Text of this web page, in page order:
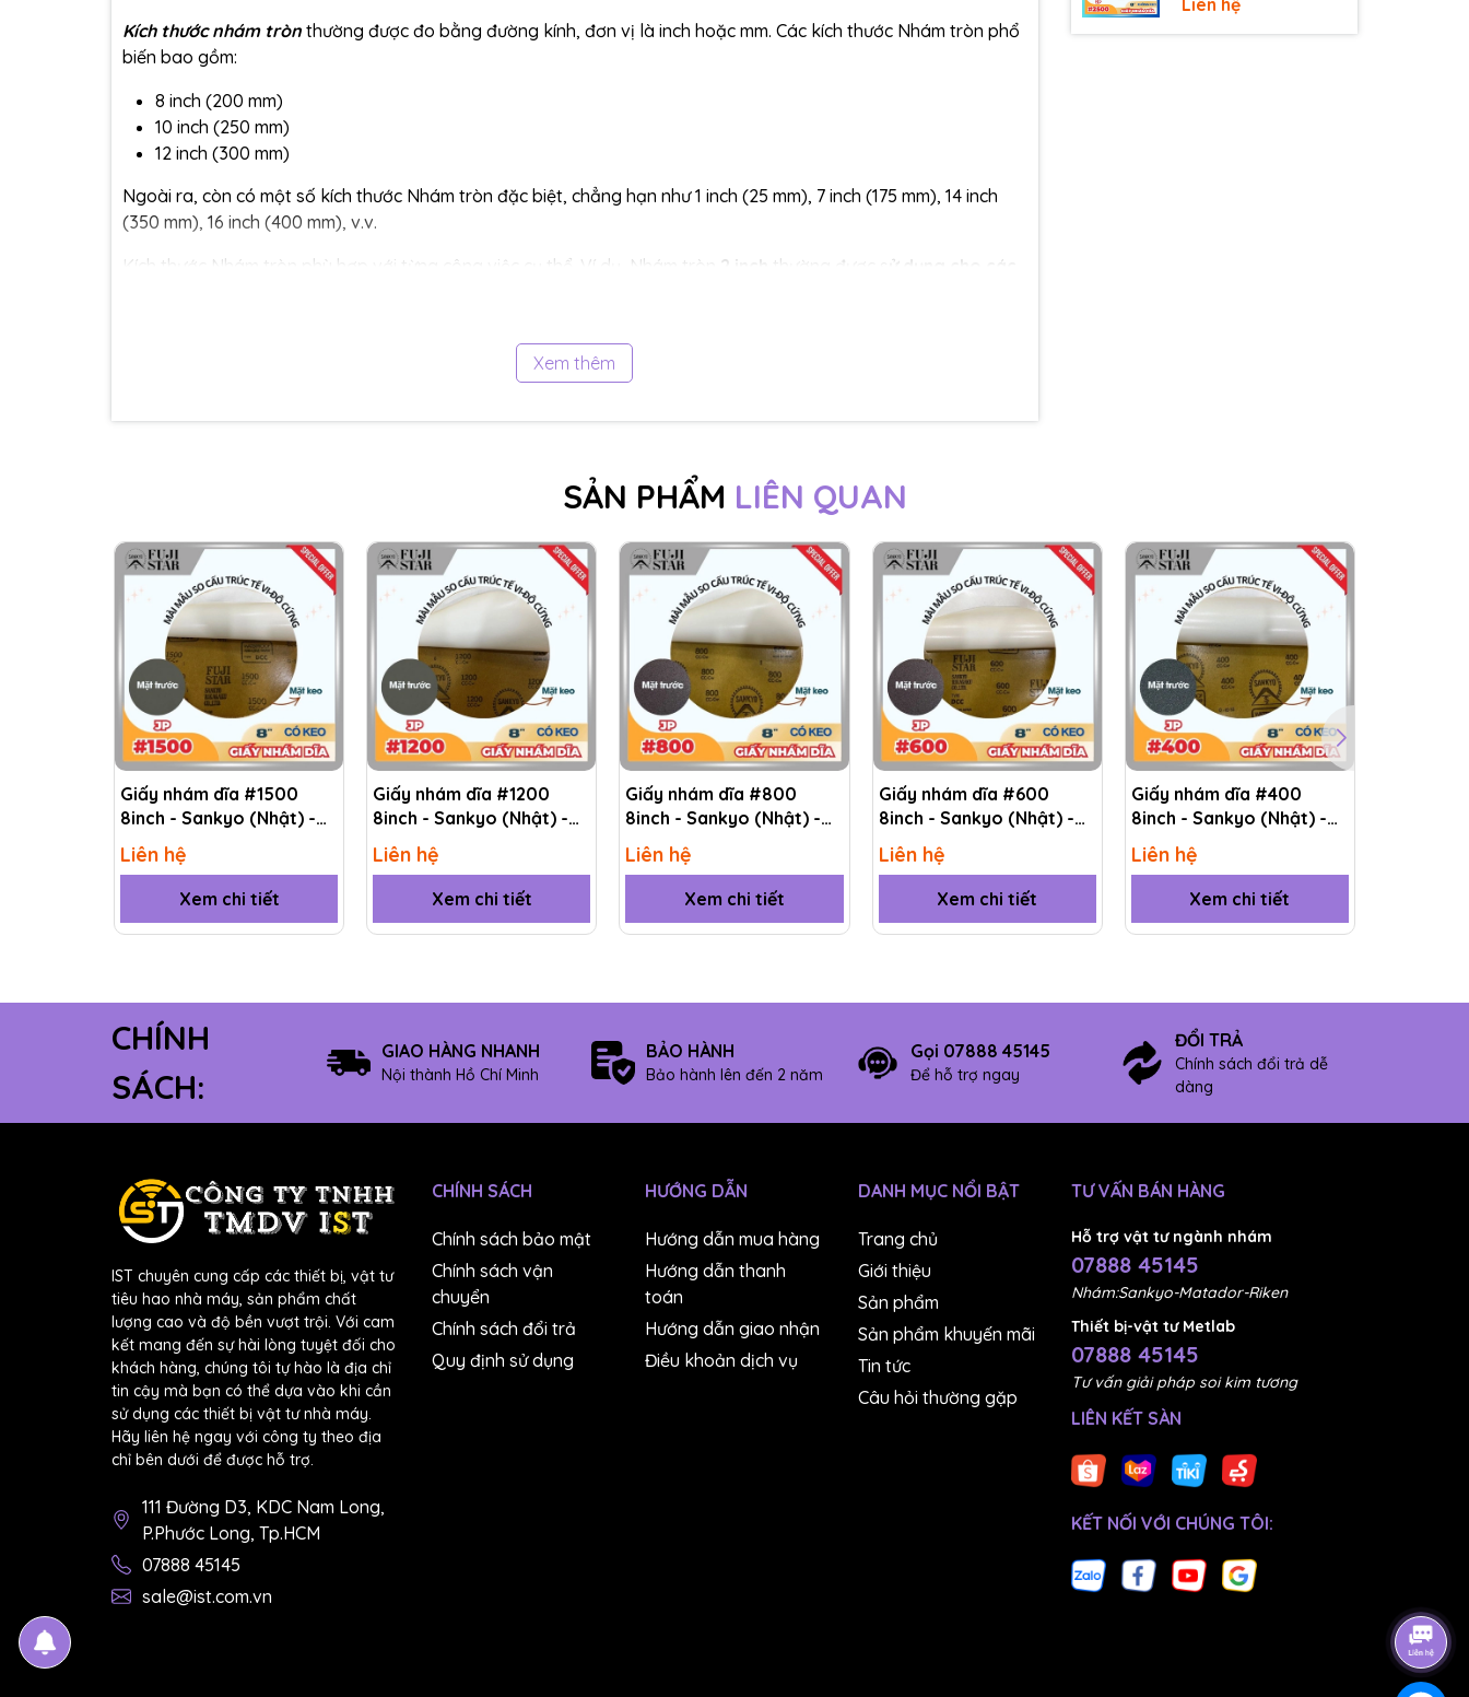
Kích thước nhám tròn thường được đo bằng đường kính, đơn vị là inch hoặc mm. Các kích thước Nhám tròn phổ
biến bao gồm:
8 inch (200 mm)
10 inch (250 mm)
12 inch (300 mm)
Ngoài ra, còn có một số kích thước Nhám tròn đặc biệt, chẳng hạn như 1 inch (25 mm), 7 inch (175 mm), 14 inch
(350 mm), 16 inch (400 mm), v.v.
Kích thước Nhám tròn phù hợp với từng công việc cụ thể. Ví dụ, Nhám tròn 2 inch thường được s
ử dụng cho các
Thị trường ghi nhận hiện nay, giấy nhám đĩa là một trong những loại giấy nhám được ứng dụng phổ biến nhất
- Ngành chế biến gỗ, gỗ thủ công mỹ nghệ – nội thất:để chà phá cho các bề mặt, hoặc đánh bóng để tạo độ
nhẵn mịn cho bề mặt sản phẩm, từ đó tạo điều kiện cho lớp sơn lót hoặc sơn hoàn thiện bám chắc hơn vào bề
mặt, đồng thời bóng hơn, đẹp hơn, nâng cao giá trị thẩm mỹ lẫn độ bền.
- Ngành soi cấu trúc tế vi: dùng trong máy mài mẫu tự động
- Ngành gia công cơ khí, chế tạo, sản xuất ô tô:
Xem thêm
Không keo
SẢN PHẨM LIÊN QUAN
Giấy nhám dĩa #1500
8inch - Sankyo (Nhật) -
Có keo (PSA)
Liên hệ
Xem chi tiết
Giấy nhám dĩa #1200
8inch - Sankyo (Nhật) -
Có keo (PSA)
Liên hệ
Xem chi tiết
Giấy nhám dĩa #800
8inch - Sankyo (Nhật) -
Có keo (PSA)
Liên hệ
Xem chi tiết
Giấy nhám dĩa #600
8inch - Sankyo (Nhật) -
Có keo (PSA)
Liên hệ
Xem chi tiết
Giấy nhám dĩa #400
8inch - Sankyo (Nhật) -
Có keo (PSA)
Liên hệ
Xem chi tiết
CHÍNH
SÁCH:
GIAO HÀNG NHANH
Nội thành Hồ Chí Minh
BẢO HÀNH
Bảo hành lên đến 2 năm
Gọi 07888 45145
Để hỗ trợ ngay
ĐỔI TRẢ
Chính sách đổi trả dễ
dàng
IST chuyên cung cấp các thiết bị, vật tư
tiêu hao nhà máy, sản phẩm chất
lượng cao và độ bền vượt trội. Với cam
kết mang đến sự hài lòng tuyệt đối cho
khách hàng, chúng tôi tự hào là địa chỉ
tin cậy mà bạn có thể dựa vào khi cần
sử dụng các thiết bị vật tư nhà máy.
Hãy liên hệ ngay với công ty theo địa
chỉ bên dưới để được hỗ trợ.
111 Đường D3, KDC Nam Long,
P.Phước Long, Tp.HCM
07888 45145
sale@ist.com.vn
CHÍNH SÁCH
Chính sách bảo mật
Chính sách vận
chuyển
Chính sách đổi trả
Quy định sử dụng
HƯỚNG DẪN
Hướng dẫn mua hàng
Hướng dẫn thanh
toán
Hướng dẫn giao nhận
Điều khoản dịch vụ
DANH MỤC NỔI BẬT
Trang chủ
Giới thiệu
Sản phẩm
Sản phẩm khuyến mãi
Tin tức
Câu hỏi thường gặp
TƯ VẤN BÁN HÀNG
Hỗ trợ vật tư ngành nhám
07888 45145
Nhám:Sankyo-Matador-Riken
Thiết bị-vật tư Metlab
07888 45145
Tư vấn giải pháp soi kim tương
LIÊN KẾT SÀN
KẾT NỐI VỚI CHÚNG TÔI: